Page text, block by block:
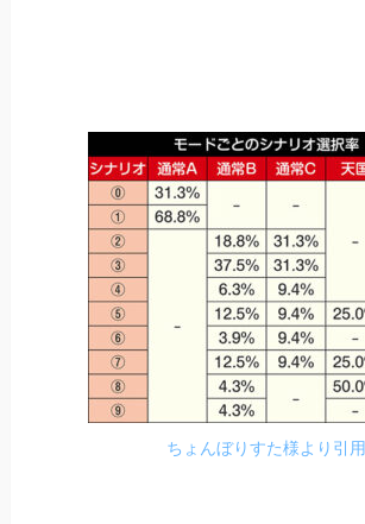
ちょんぼりすた様より引用